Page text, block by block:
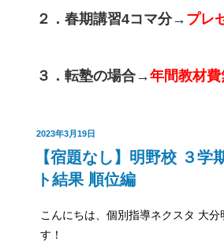
２．春期講習4コマ分→ プレ
３．転塾の場合→年間教材費
投
日:
2023年3月19日
【宿題なし】明野校 ３学
ト結果 順位編
こんにちは、個別指導ネクスタ 大分
す！